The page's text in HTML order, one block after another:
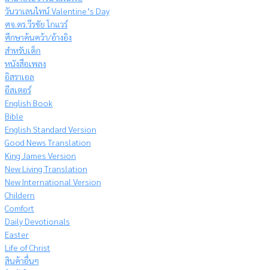
วันวาเลนไทน์ Valentine’s Day
ศจ.ดร.วีรชัย โกแวร์
ศึกษาค้นคว้า/อ้างอิง
สำหรับเด็ก
หนังสือเพลง
อิสราเอล
อีสเตอร์
English Book
Bible
English Standard Version
Good News Translation
King James Version
New Living Translation
New International Version
Childern
Comfort
Daily Devotionals
Easter
Life of Christ
สินค้าอื่นๆ